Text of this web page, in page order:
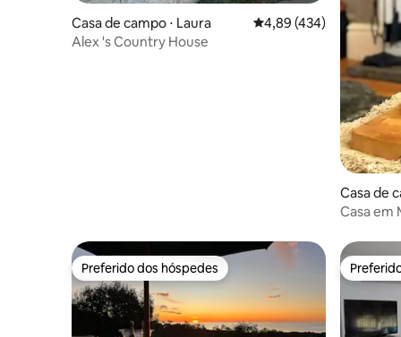
Casa de campo ⋅ Laura 4,89 de uma avaliação
4,89 (434)
Alex 's Country House
Casa de
Casa em
Preferido dos hóspedes
Preferido dos hóspedes